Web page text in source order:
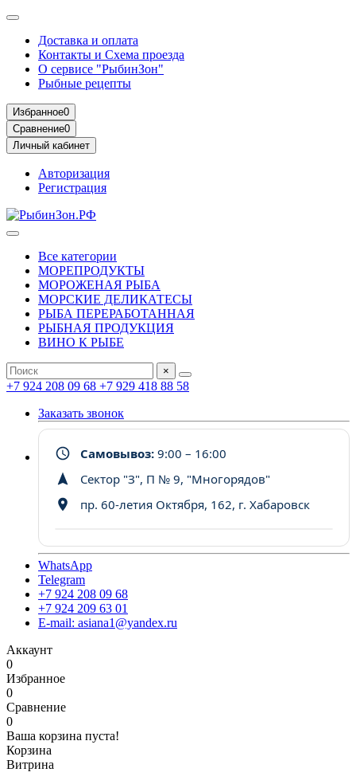
Доставка и оплата
Контакты и Схема проезда
О сервисе "РыбинЗон"
Рыбные рецепты
Избранное0
Сравнение0
Личный кабинет
Авторизация
Регистрация
Все категории
МОРЕПРОДУКТЫ
МОРОЖЕНАЯ РЫБА
МОРСКИЕ ДЕЛИКАТЕСЫ
РЫБА ПЕРЕРАБОТАННАЯ
РЫБНАЯ ПРОДУКЦИЯ
ВИНО К РЫБЕ
×
+7 924 208 09 68 +7 929 418 88 58
Заказать звонок
Самовывоз: 9:00 – 16:00
Сектор "З", П № 9, "Многорядов"
пр. 60-летия Октября, 162, г. Хабаровск
WhatsApp
Telegram
+7 924 208 09 68
+7 924 209 63 01
E-mail: asiana1@yandex.ru
Аккаунт
0
Избранное
0
Сравнение
0
Ваша корзина пуста!
Корзина
Витрина